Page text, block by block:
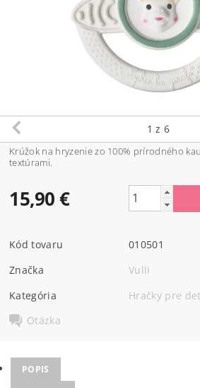
1 z 6
Krúžok na hryzenie zo 100% prírodného
textúrami.
15,90 €
Kód tovaru
010501
Značka
Vulli
Kategória
Hračky pre
Otázka
POPIS